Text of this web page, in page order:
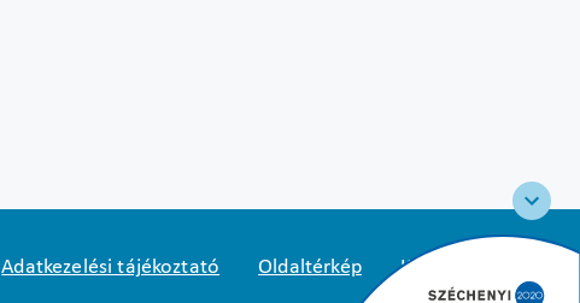
Adatkezelési tájékoztató Oldaltérkép Közadatkereső